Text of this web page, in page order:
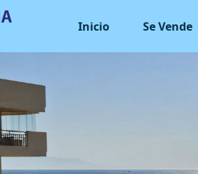
Inicio Se Vende